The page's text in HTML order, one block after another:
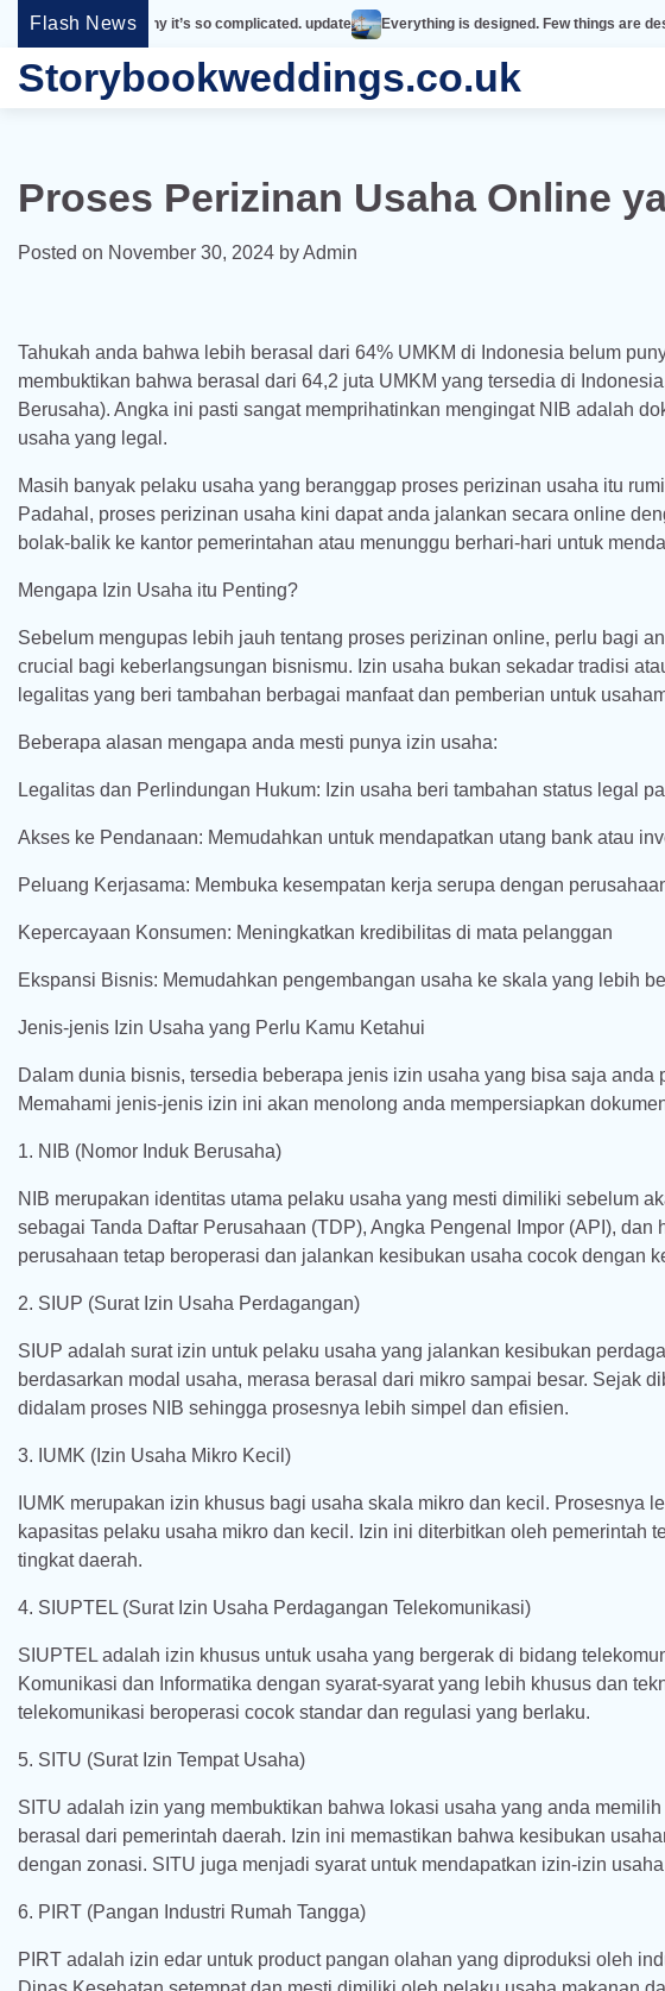
Skip
content
Flash News
why it’s so complicated. update Everything is designed. Few things are designed well
Storybookweddings.co.uk
Proses Perizinan Usaha Online
Posted on November 30, 2024 byAdmin
Tahukah anda bahwa lebih berasal dari 64% UMKM di Indonesia belum
membuktikan bahwa berasal dari 64,2 juta UMKM yang tersedia di
Berusaha). Angka ini pasti sangat memprihatinkan mengingat NIB adalah
usaha yang legal.
Masih banyak pelaku usaha yang beranggap proses perizinan usaha itu
Padahal, proses perizinan usaha kini dapat anda jalankan secara online
bolak-balik ke kantor pemerintahan atau menunggu berhari-hari untuk
Mengapa Izin Usaha itu Penting?
Sebelum mengupas lebih jauh tentang proses perizinan online, perlu bagi
crucial bagi keberlangsungan bisnismu. Izin usaha bukan sekadar tradisi
legalitas yang beri tambahan berbagai manfaat dan pemberian untuk
Beberapa alasan mengapa anda mesti punya izin usaha:
Legalitas dan Perlindungan Hukum: Izin usaha beri tambahan status legal
Akses ke Pendanaan: Memudahkan untuk mendapatkan utang bank atau
Peluang Kerjasama: Membuka kesempatan kerja serupa dengan
Kepercayaan Konsumen: Meningkatkan kredibilitas di mata pelanggan
Ekspansi Bisnis: Memudahkan pengembangan usaha ke skala yang lebih
Jenis-jenis Izin Usaha yang Perlu Kamu Ketahui
Dalam dunia bisnis, tersedia beberapa jenis izin usaha yang bisa saja
Memahami jenis-jenis izin ini akan menolong anda mempersiapkan
1. NIB (Nomor Induk Berusaha)
NIB merupakan identitas utama pelaku usaha yang mesti dimiliki sebelum
sebagai Tanda Daftar Perusahaan (TDP), Angka Pengenal Impor (API),
perusahaan tetap beroperasi dan jalankan kesibukan usaha cocok dengan
2. SIUP (Surat Izin Usaha Perdagangan)
SIUP adalah surat izin untuk pelaku usaha yang jalankan kesibukan
berdasarkan modal usaha, merasa berasal dari mikro sampai besar. Sejak
didalam proses NIB sehingga prosesnya lebih simpel dan efisien.
3. IUMK (Izin Usaha Mikro Kecil)
IUMK merupakan izin khusus bagi usaha skala mikro dan kecil. Prosesnya
kapasitas pelaku usaha mikro dan kecil. Izin ini diterbitkan oleh pemerintah
tingkat daerah.
4. SIUPTEL (Surat Izin Usaha Perdagangan Telekomunikasi)
SIUPTEL adalah izin khusus untuk usaha yang bergerak di bidang
Komunikasi dan Informatika dengan syarat-syarat yang lebih khusus dan
telekomunikasi beroperasi cocok standar dan regulasi yang berlaku.
5. SITU (Surat Izin Tempat Usaha)
SITU adalah izin yang membuktikan bahwa lokasi usaha yang anda
berasal dari pemerintah daerah. Izin ini memastikan bahwa kesibukan
dengan zonasi. SITU juga menjadi syarat untuk mendapatkan izin-izin
6. PIRT (Pangan Industri Rumah Tangga)
PIRT adalah izin edar untuk product pangan olahan yang diproduksi oleh